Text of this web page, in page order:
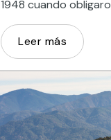
1948 cuando
Ahora, sus casas
Leer más